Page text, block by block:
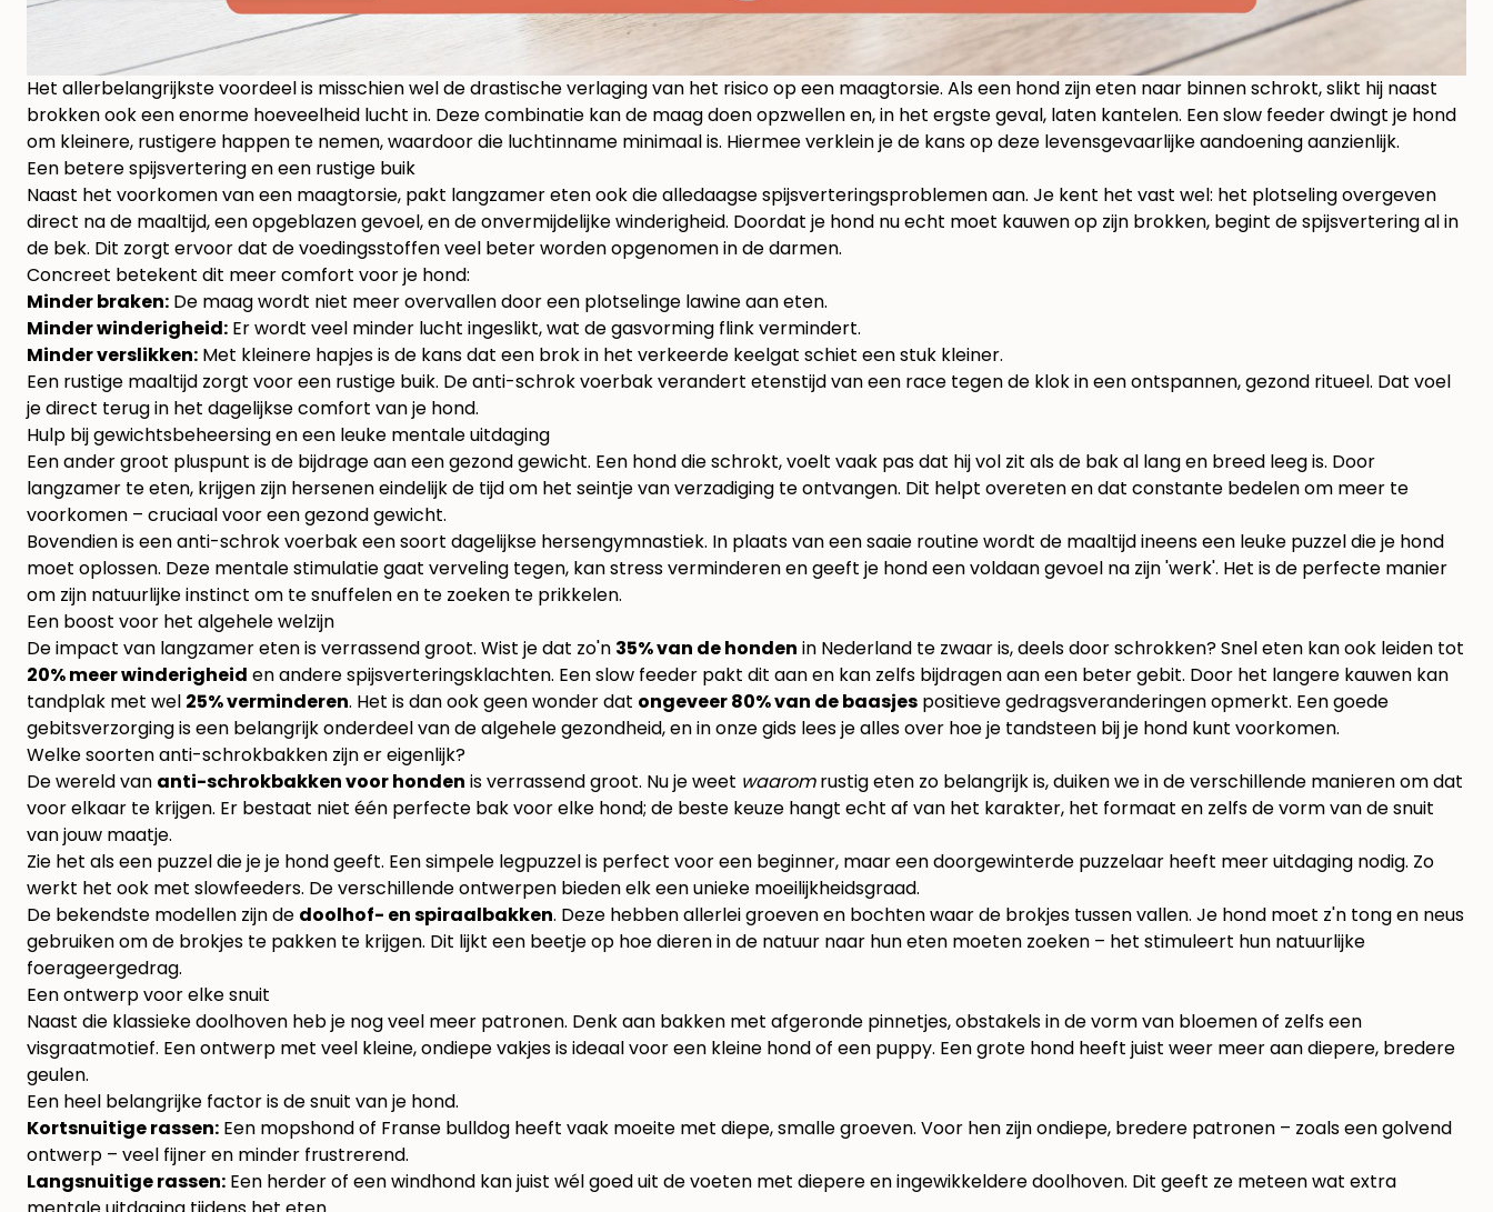
Het allerbelangrijkste voordeel is misschien wel de drastische verlaging van het risico op een maagtorsie. Als een hond zijn eten naar binnen schrokt, slikt hij naast
brokken ook een enorme hoeveelheid lucht in. Deze combinatie kan de maag doen opzwellen en, in het ergste geval, laten kantelen. Een slow feeder dwingt je hond
om kleinere, rustigere happen te nemen, waardoor die luchtinname minimaal is. Hiermee verklein je de kans op deze levensgevaarlijke aandoening aanzienlijk.
Een betere spijsvertering en een rustige buik
Naast het voorkomen van een maagtorsie, pakt langzamer eten ook die alledaagse spijsverteringsproblemen aan. Je kent het vast wel: het plotseling overgeven
direct na de maaltijd, een opgeblazen gevoel, en de onvermijdelijke winderigheid. Doordat je hond nu echt moet kauwen op zijn brokken, begint de spijsvertering al in
de bek. Dit zorgt ervoor dat de voedingsstoffen veel beter worden opgenomen in de darmen.
Concreet betekent dit meer comfort voor je hond:
Minder braken: De maag wordt niet meer overvallen door een plotselinge lawine aan eten.
Minder winderigheid: Er wordt veel minder lucht ingeslikt, wat de gasvorming flink vermindert.
Minder verslikken: Met kleinere hapjes is de kans dat een brok in het verkeerde keelgat schiet een stuk kleiner.
Een rustige maaltijd zorgt voor een rustige buik. De anti-schrok voerbak verandert etenstijd van een race tegen de klok in een ontspannen, gezond ritueel. Dat voel
je direct terug in het dagelijkse comfort van je hond.
Hulp bij gewichtsbeheersing en een leuke mentale uitdaging
Een ander groot pluspunt is de bijdrage aan een gezond gewicht. Een hond die schrokt, voelt vaak pas dat hij vol zit als de bak al lang en breed leeg is. Door
langzamer te eten, krijgen zijn hersenen eindelijk de tijd om het seintje van verzadiging te ontvangen. Dit helpt overeten en dat constante bedelen om meer te
voorkomen – cruciaal voor een gezond gewicht.
Bovendien is een anti-schrok voerbak een soort dagelijkse hersengymnastiek. In plaats van een saaie routine wordt de maaltijd ineens een leuke puzzel die je hond
moet oplossen. Deze mentale stimulatie gaat verveling tegen, kan stress verminderen en geeft je hond een voldaan gevoel na zijn 'werk'. Het is de perfecte manier
om zijn natuurlijke instinct om te snuffelen en te zoeken te prikkelen.
Een boost voor het algehele welzijn
De impact van langzamer eten is verrassend groot. Wist je dat zo'n 35% van de honden in Nederland te zwaar is, deels door schrokken? Snel eten kan ook leiden tot
20% meer winderigheid en andere spijsverteringsklachten. Een slow feeder pakt dit aan en kan zelfs bijdragen aan een beter gebit. Door het langere kauwen kan
tandplak met wel 25% verminderen. Het is dan ook geen wonder dat ongeveer 80% van de baasjes positieve gedragsveranderingen opmerkt. Een goede
gebitsverzorging is een belangrijk onderdeel van de algehele gezondheid, en in onze gids lees je alles over hoe je tandsteen bij je hond kunt voorkomen.
Welke soorten anti-schrokbakken zijn er eigenlijk?
De wereld van anti-schrokbakken voor honden is verrassend groot. Nu je weet waaromrustig eten zo belangrijk is, duiken we in de verschillende manieren om dat
voor elkaar te krijgen. Er bestaat niet één perfecte bak voor elke hond; de beste keuze hangt echt af van het karakter, het formaat en zelfs de vorm van de snuit
van jouw maatje.
Zie het als een puzzel die je je hond geeft. Een simpele legpuzzel is perfect voor een beginner, maar een doorgewinterde puzzelaar heeft meer uitdaging nodig. Zo
werkt het ook met slowfeeders. De verschillende ontwerpen bieden elk een unieke moeilijkheidsgraad.
De bekendste modellen zijn de doolhof- en spiraalbakken. Deze hebben allerlei groeven en bochten waar de brokjes tussen vallen. Je hond moet z'n tong en neus
gebruiken om de brokjes te pakken te krijgen. Dit lijkt een beetje op hoe dieren in de natuur naar hun eten moeten zoeken – het stimuleert hun natuurlijke
foerageergedrag.
Een ontwerp voor elke snuit
Naast die klassieke doolhoven heb je nog veel meer patronen. Denk aan bakken met afgeronde pinnetjes, obstakels in de vorm van bloemen of zelfs een
visgraatmotief. Een ontwerp met veel kleine, ondiepe vakjes is ideaal voor een kleine hond of een puppy. Een grote hond heeft juist weer meer aan diepere, bredere
geulen.
Een heel belangrijke factor is de snuit van je hond.
Kortsnuitige rassen: Een mopshond of Franse bulldog heeft vaak moeite met diepe, smalle groeven. Voor hen zijn ondiepe, bredere patronen – zoals een golvend
ontwerp – veel fijner en minder frustrerend.
Langsnuitige rassen: Een herder of een windhond kan juist wél goed uit de voeten met diepere en ingewikkeldere doolhoven. Dit geeft ze meteen wat extra